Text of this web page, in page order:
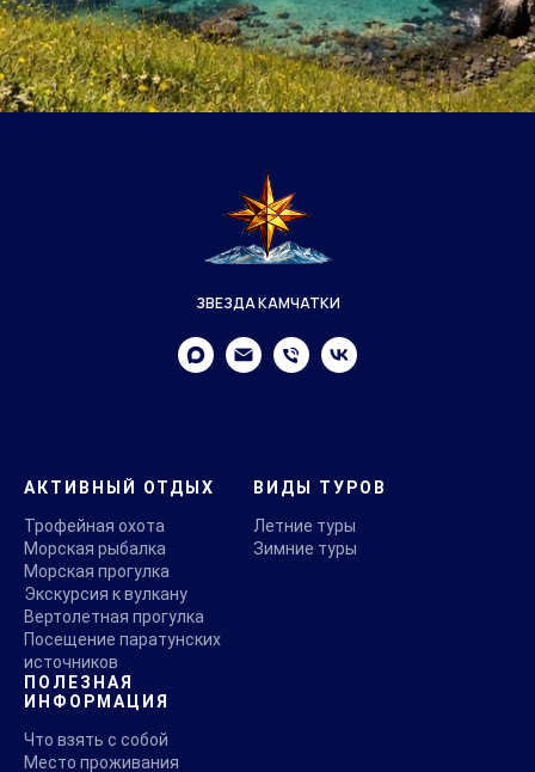
ЗВЕЗДА КАМЧАТКИ
АКТИВНЫЙ ОТДЫХ
Трофейная охота
Морская рыбалка
Морская прогулка
Экскурсия к вулкану
Вертолетная прогулка
Посещение паратунских
источников
ВИДЫ ТУРОВ
Летние туры
Зимние туры
ПОЛЕЗНАЯ
ИНФОРМАЦИЯ
Что взять с собой
Место проживания